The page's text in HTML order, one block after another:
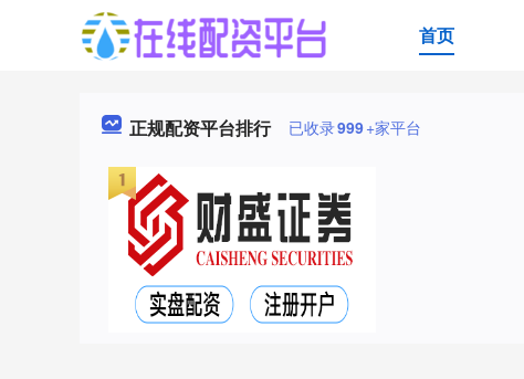
首页
正规配资平台排行 已收录999+家平台